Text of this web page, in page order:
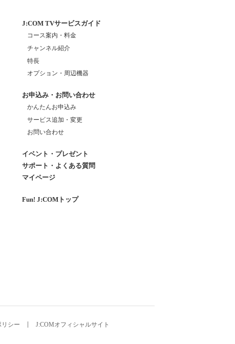
J:COM TVサービスガイド
コース案内・料金
チャンネル紹介
特長
オプション・周辺機器
お申込み・お問い合わせ
かんたんお申込み
サービス追加・変更
お問い合わせ
イベント・プレゼント
サポート・よくある質問
マイページ
Fun! J:COMトップ
シー J:COMオフィシャルサイト